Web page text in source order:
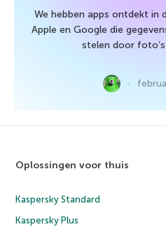
We hebben apps ontdekt in
Apple en Google die
stelen door
Oplossingen voor thuis
Kaspersky Standard
Kaspersky Plus